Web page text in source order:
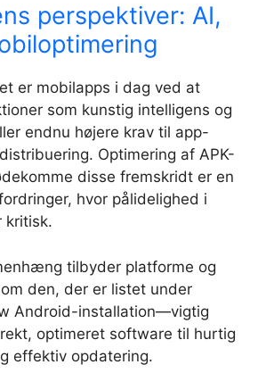
perspektiver: AI,
er mobilapps i dag ved at
som kunstig intelligens og
endnu højere krav til app-
Optimering af APK-
disse fremskridt er en
hvor pålidelighed i
kritisk.
tilbyder platforme og
den, der er listet under
Android-installation—vigtig
optimeret software til hurtig
effektiv opdatering.